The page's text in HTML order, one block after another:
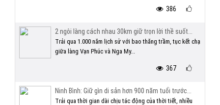
386
2 ngôi làng cách nhau 30km giữ trọn lời thề suốt...
Trải qua 1.000 năm lịch sử với bao thăng trầm, tục kết chạ
giữa làng Vạn Phúc và Nga My...
367
Ninh Bình: Giữ gìn di sản hơn 900 năm tuổi trước...
Trải qua thời gian dài chịu tác động của thời tiết, nhiều